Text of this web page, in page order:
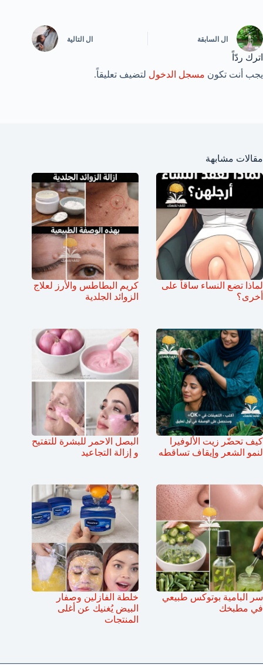
ال السابقة ال التالية
اترك ردّاً
يجب أنت تكون مسجل الدخول لتضيف تعليقاً.
مقالات مشابهة
لماذا تضع النساء ساقاً على
أخرى؟
كريم البطاطس والأرز لعلاج
الزوائد الجلدية
كيف تحضّر زيت الألوفيرا
لنمو الشعر وإيقاف تساقطه
البصل الاحمر للبشرة للتفتيح
و إزالة التجاعيد
سر البامية بوتوكس طبيعي
في مطبخك
خلطة الفازلين وصفار
البيض يُغنيك عن أغلى
المنتجات